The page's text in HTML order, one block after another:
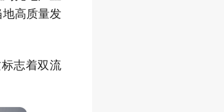
地高质量发
志着双流